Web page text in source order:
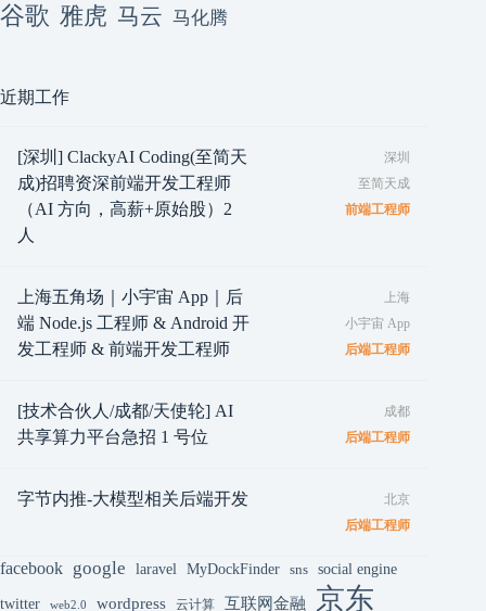
谷歌 雅虎 马云 马化腾
近期工作
[深圳] ClackyAI Coding(至简天
成)招聘资深前端开发工程师
（AI 方向，高薪+原始股）2
人
深圳
至简天成
前端工程师
上海五角场｜小宇宙 App｜后
端 Node.js 工程师 & Android 开
发工程师 & 前端开发工程师
上海
小宇宙 App
后端工程师
[技术合伙人/成都/天使轮] AI
共享算力平台急招 1 号位
成都
后端工程师
字节内推-大模型相关后端开发
北京
后端工程师
facebook google laravel MyDockFinder sns social engine
twitter web2.0 wordpress 云计算 互联网金融 京东